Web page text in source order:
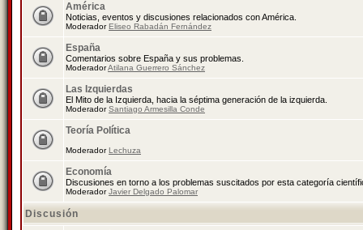
América
Noticias, eventos y discusiones relacionados con América.
ModeradorEliseo Rabadán Fernández
España
Comentarios sobre España y sus problemas.
ModeradorAtilana Guerrero Sánchez
Las Izquierdas
El Mito de la Izquierda, hacia la séptima generación de la izquierda.
ModeradorSantiago Armesilla Conde
Teoría Política
ModeradorLechuza
Economía
Discusiones en torno a los problemas suscitados por esta categoría
ModeradorJavier Delgado Palomar
Discusión